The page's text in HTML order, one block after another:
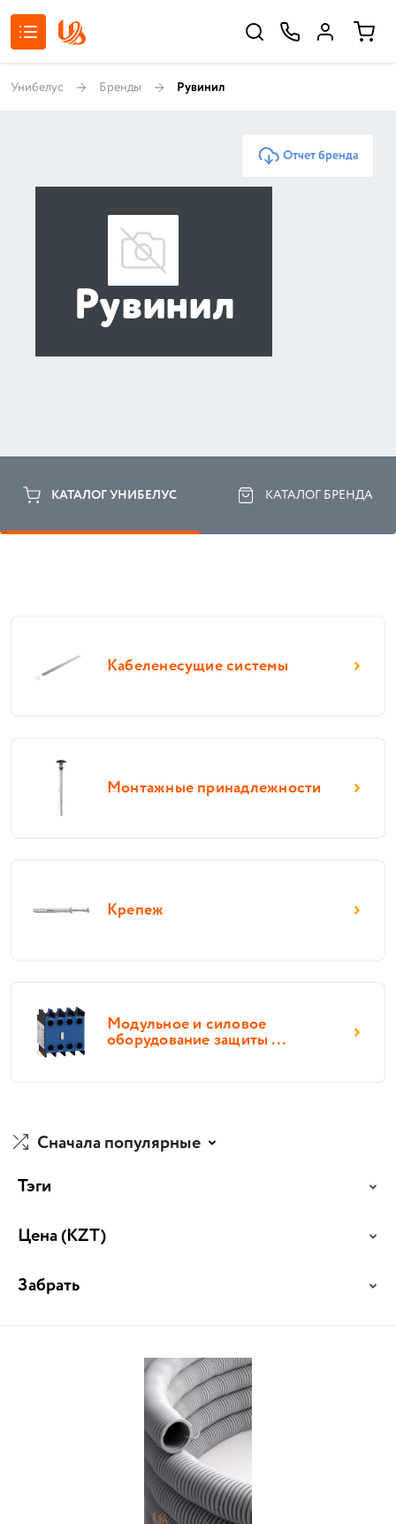
Унибелус Бренды Рувинил
Отчет бренда
Рувинил
КАТАЛОГ УНИБЕЛУС КАТАЛОГ БРЕНДА
Кабеленесущие системы
Монтажные принадлежности
Крепеж
Модульное и силовое
оборудование защиты ...
Сначала популярные
Тэги
Цена(KZT)
Забрать